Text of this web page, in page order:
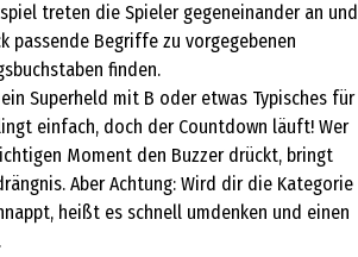
treten die Spieler gegeneinander an und
passende Begriffe zu vorgegebenen
finden.
Superheld mit B oder etwas Typisches für
einfach, doch der Countdown läuft! Wer
Moment den Buzzer drückt, bringt
Aber Achtung: Wird dir die Kategorie
heißt es schnell umdenken und einen